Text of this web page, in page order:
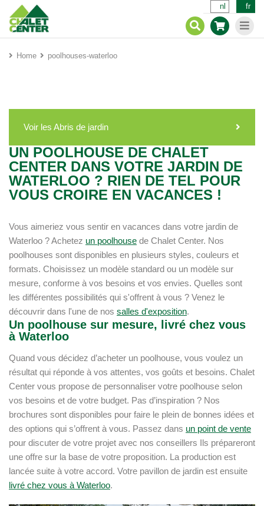
nl fr
Home poolhouses-waterloo
Voir les Abris de jardin
UN POOLHOUSE DE CHALET
CENTER DANS VOTRE JARDIN DE
WATERLOO ? RIEN DE TEL POUR
VOUS CROIRE EN VACANCES !
Vous aimeriez vous sentir en vacances dans votre jardin de
Waterloo ? Achetez un poolhouse de Chalet Center. Nos
poolhouses sont disponibles en plusieurs styles, couleurs et
formats. Choisissez un modèle standard ou un modèle sur
mesure, conforme à vos besoins et vos envies. Quelles sont
les différentes possibilités qui s'offrent à vous ? Venez le
découvrir dans l'une de nos salles d'exposition.
Un poolhouse sur mesure, livré chez vous
à Waterloo
Quand vous décidez d’acheter un poolhouse, vous voulez un
résultat qui réponde à vos attentes, vos goûts et besoins. Chalet
Center vous propose de personnaliser votre poolhouse selon
vos besoins et de votre budget. Pas d’inspiration ? Nos
brochures sont disponibles pour faire le plein de bonnes idées et
des options qui s’offrent à vous. Passez dans un point de vente
pour discuter de votre projet avec nos conseillers Ils prépareront
une offre sur la base de votre proposition. La production est
lancée suite à votre accord. Votre pavillon de jardin est ensuite
livré chez vous à Waterloo.